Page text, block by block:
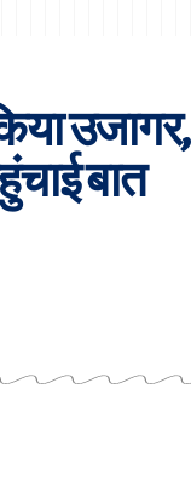
उजागर,
बात